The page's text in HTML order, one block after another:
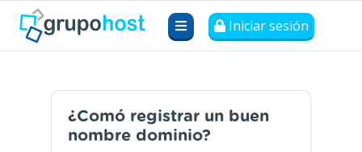
Iniciar sesión
¿Comó registrar un buen
nombre dominio?